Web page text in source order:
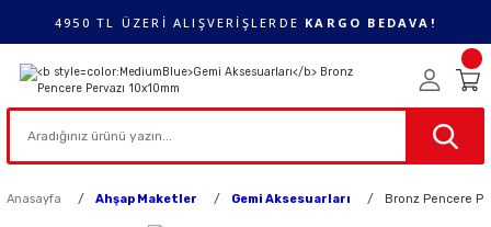
4950 TL ÜZERİ ALIŞVERİŞLERDE KARGO BEDAVA!
Anasayfa Ahşap Maketler Gemi Aksesuarları Bronz Pencere